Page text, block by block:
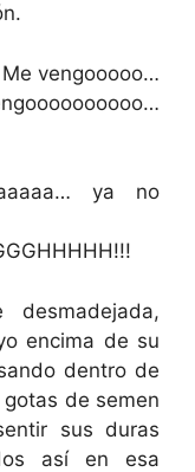
vengooooo…
ya no
desmadejada,
encima de su
dentro de
de semen
sus duras
así en esa